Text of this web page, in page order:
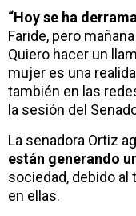
“Hoy se ha
Faride, pero
Quiero hacer un
mujer es una
también en las
la sesión del
La senadora Ortiz
están generando
sociedad, debido
en ellas.